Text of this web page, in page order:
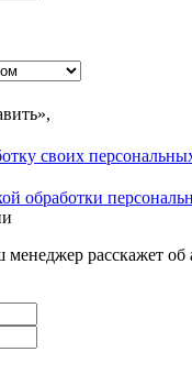
своих
обработки
менеджер расскажет об